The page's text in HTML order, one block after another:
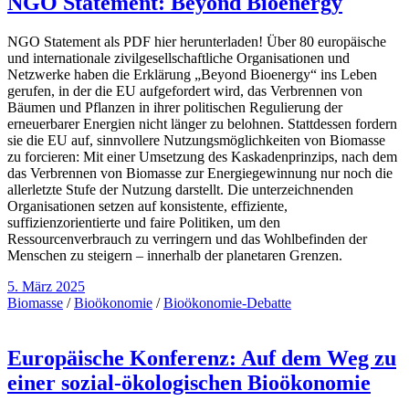
NGO Statement als PDF hier herunterladen! Über 80 europäische
und internationale zivilgesellschaftliche Organisationen und
Netzwerke haben die Erklärung „Beyond Bioenergy“ ins Leben
gerufen, in der die EU aufgefordert wird, das Verbrennen von
Bäumen und Pflanzen in ihrer politischen Regulierung der
erneuerbarer Energien nicht länger zu belohnen. Stattdessen fordern
sie die EU auf, sinnvollere Nutzungsmöglichkeiten von Biomasse
zu forcieren: Mit einer Umsetzung des Kaskadenprinzips, nach dem
das Verbrennen von Biomasse zur Energiegewinnung nur noch die
allerletzte Stufe der Nutzung darstellt. Die unterzeichnenden
Organisationen setzen auf konsistente, effiziente,
suffizienzorientierte und faire Politiken, um den
Ressourcenverbrauch zu verringern und das Wohlbefinden der
Menschen zu steigern – innerhalb der planetaren Grenzen.
5. März 2025
Biomasse /Bioökonomie /Bioökonomie-Debatte
Europäische Konferenz: Auf dem Weg zu
einer sozial-ökologischen Bioökonomie